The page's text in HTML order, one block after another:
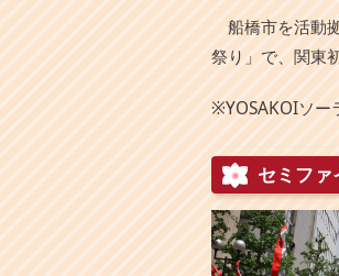
船橋市を活動
祭り」で、関東
※YOSAKOIソー
セミファ